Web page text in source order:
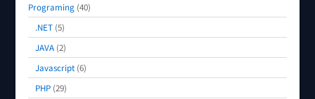
Programing (40)
.NET (5)
JAVA (2)
Javascript (6)
PHP (29)